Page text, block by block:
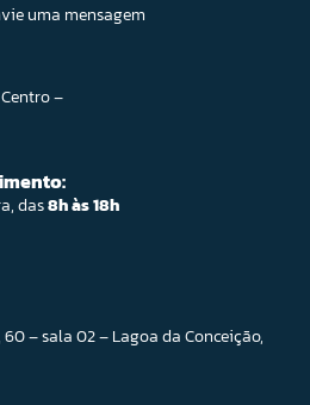
uma mensagem
–
das8h às 18h
– sala 02 – Lagoa da Conceição,